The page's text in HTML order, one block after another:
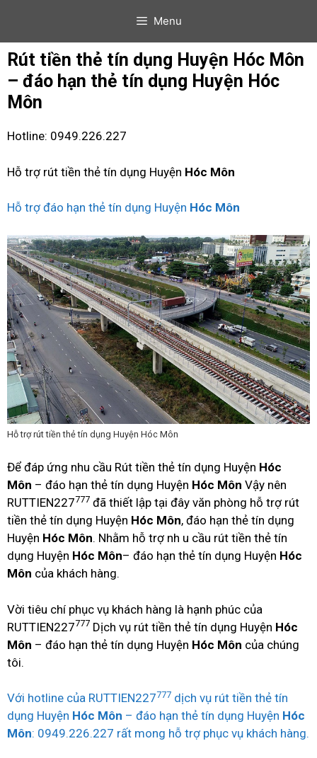
Menu
Rút tiền thẻ tín dụng Huyện Hóc Môn
– đáo hạn thẻ tín dụng Huyện Hóc
Môn
Hotline: 0949.226.227
Hỗ trợ rút tiền thẻ tín dụng Huyện Hóc Môn
Hỗ trợ đáo hạn thẻ tín dụng Huyện Hóc Môn
Hỗ trợ rút tiền thẻ tín dụng Huyện Hóc Môn
Để đáp ứng nhu cầu Rút tiền thẻ tín dụng Huyện Hóc
Môn – đáo hạn thẻ tín dụng Huyện Hóc Môn Vậy nên
RUTTIEN227777 đã thiết lập tại đây văn phòng hỗ trợ rút
tiền thẻ tín dụng Huyện Hóc Môn, đáo hạn thẻ tín dụng
Huyện Hóc Môn. Nhằm hỗ trợ nh u cầu rút tiền thẻ tín
dụng Huyện Hóc Môn– đáo hạn thẻ tín dụng Huyện Hóc
Môn của khách hàng.
Vời tiêu chí phục vụ khách hàng là hạnh phúc của
RUTTIEN227777 Dịch vụ rút tiền thẻ tín dụng Huyện Hóc
Môn – đáo hạn thẻ tín dụng Huyện Hóc Môn của chúng
tôi.
Với hotline của RUTTIEN227777 dịch vụ rút tiền thẻ tín
dụng Huyện Hóc Môn – đáo hạn thẻ tín dụng Huyện Hóc
Môn: 0949.226.227 rất mong hỗ trợ phục vụ khách hàng.